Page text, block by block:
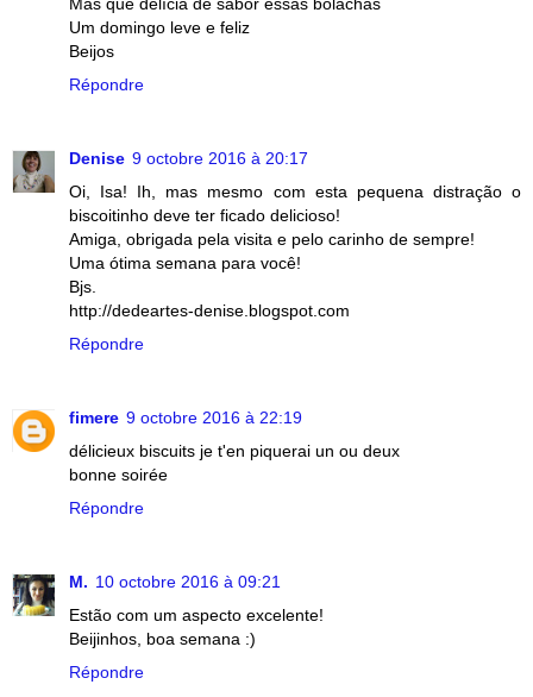
Um domingo leve e feliz
Beijos
Répondre
Denise 9 octobre 2016 à 20:17
Oi, Isa! Ih, mas mesmo com esta pequena distração o
biscoitinho deve ter ficado delicioso!
Amiga, obrigada pela visita e pelo carinho de sempre!
Uma ótima semana para você!
Bjs.
http://dedeartes-denise.blogspot.com
Répondre
fimere 9 octobre 2016 à 22:19
délicieux biscuits je t'en piquerai un ou deux
bonne soirée
Répondre
M. 10 octobre 2016 à 09:21
Estão com um aspecto excelente!
Beijinhos, boa semana :)
Répondre